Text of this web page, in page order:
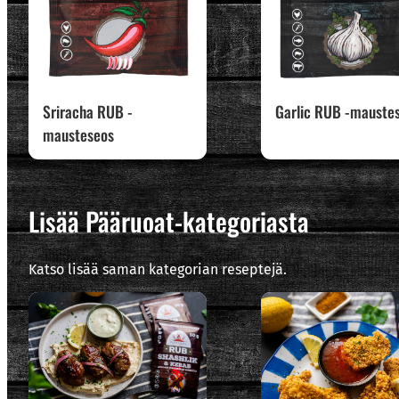
Sriracha RUB -
mausteseos
Garlic RUB -
Lisää Pääruoat-kategoriasta
Katso lisää saman kategorian reseptejä.